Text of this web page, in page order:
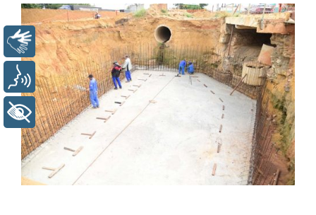
Libras
Voz
+ Acessibilidade